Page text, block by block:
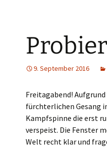
9. September 2016
Freitagabend!
fürchterlichen Gesang
Kampfspinne die erst
verspeist. Die Fenster
Welt recht klar und